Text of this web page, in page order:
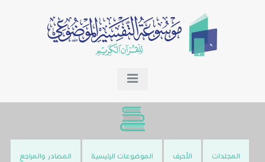
المجلدات الأحرف الموضوعات الرئيسية المصادر والمراجع